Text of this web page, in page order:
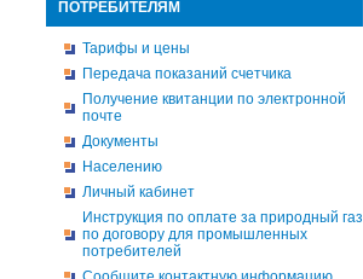
ПОТРЕБИТЕЛЯМ
Тарифы и цены
Передача показаний счетчика
Получение квитанции по электронной
почте
Документы
Населению
Личный кабинет
Инструкция по оплате за природный газ
по договору для промышленных
потребителей